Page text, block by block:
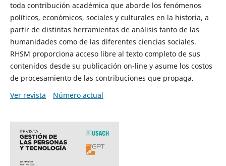
toda contribución académica que aborde los fenómenos
políticos, económicos, sociales y culturales en la historia, a
partir de distintas herramientas de análisis tanto de las
humanidades como de las diferentes ciencias sociales.
RHSM proporciona acceso libre al texto completo de sus
contenidos desde su publicación on-line y asume los costos
de procesamiento de las contribuciones que propaga.
Ver revista
Número actual